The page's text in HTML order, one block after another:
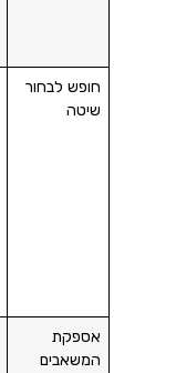
חופש לבחור
שיטה
אספקת
המשאבים